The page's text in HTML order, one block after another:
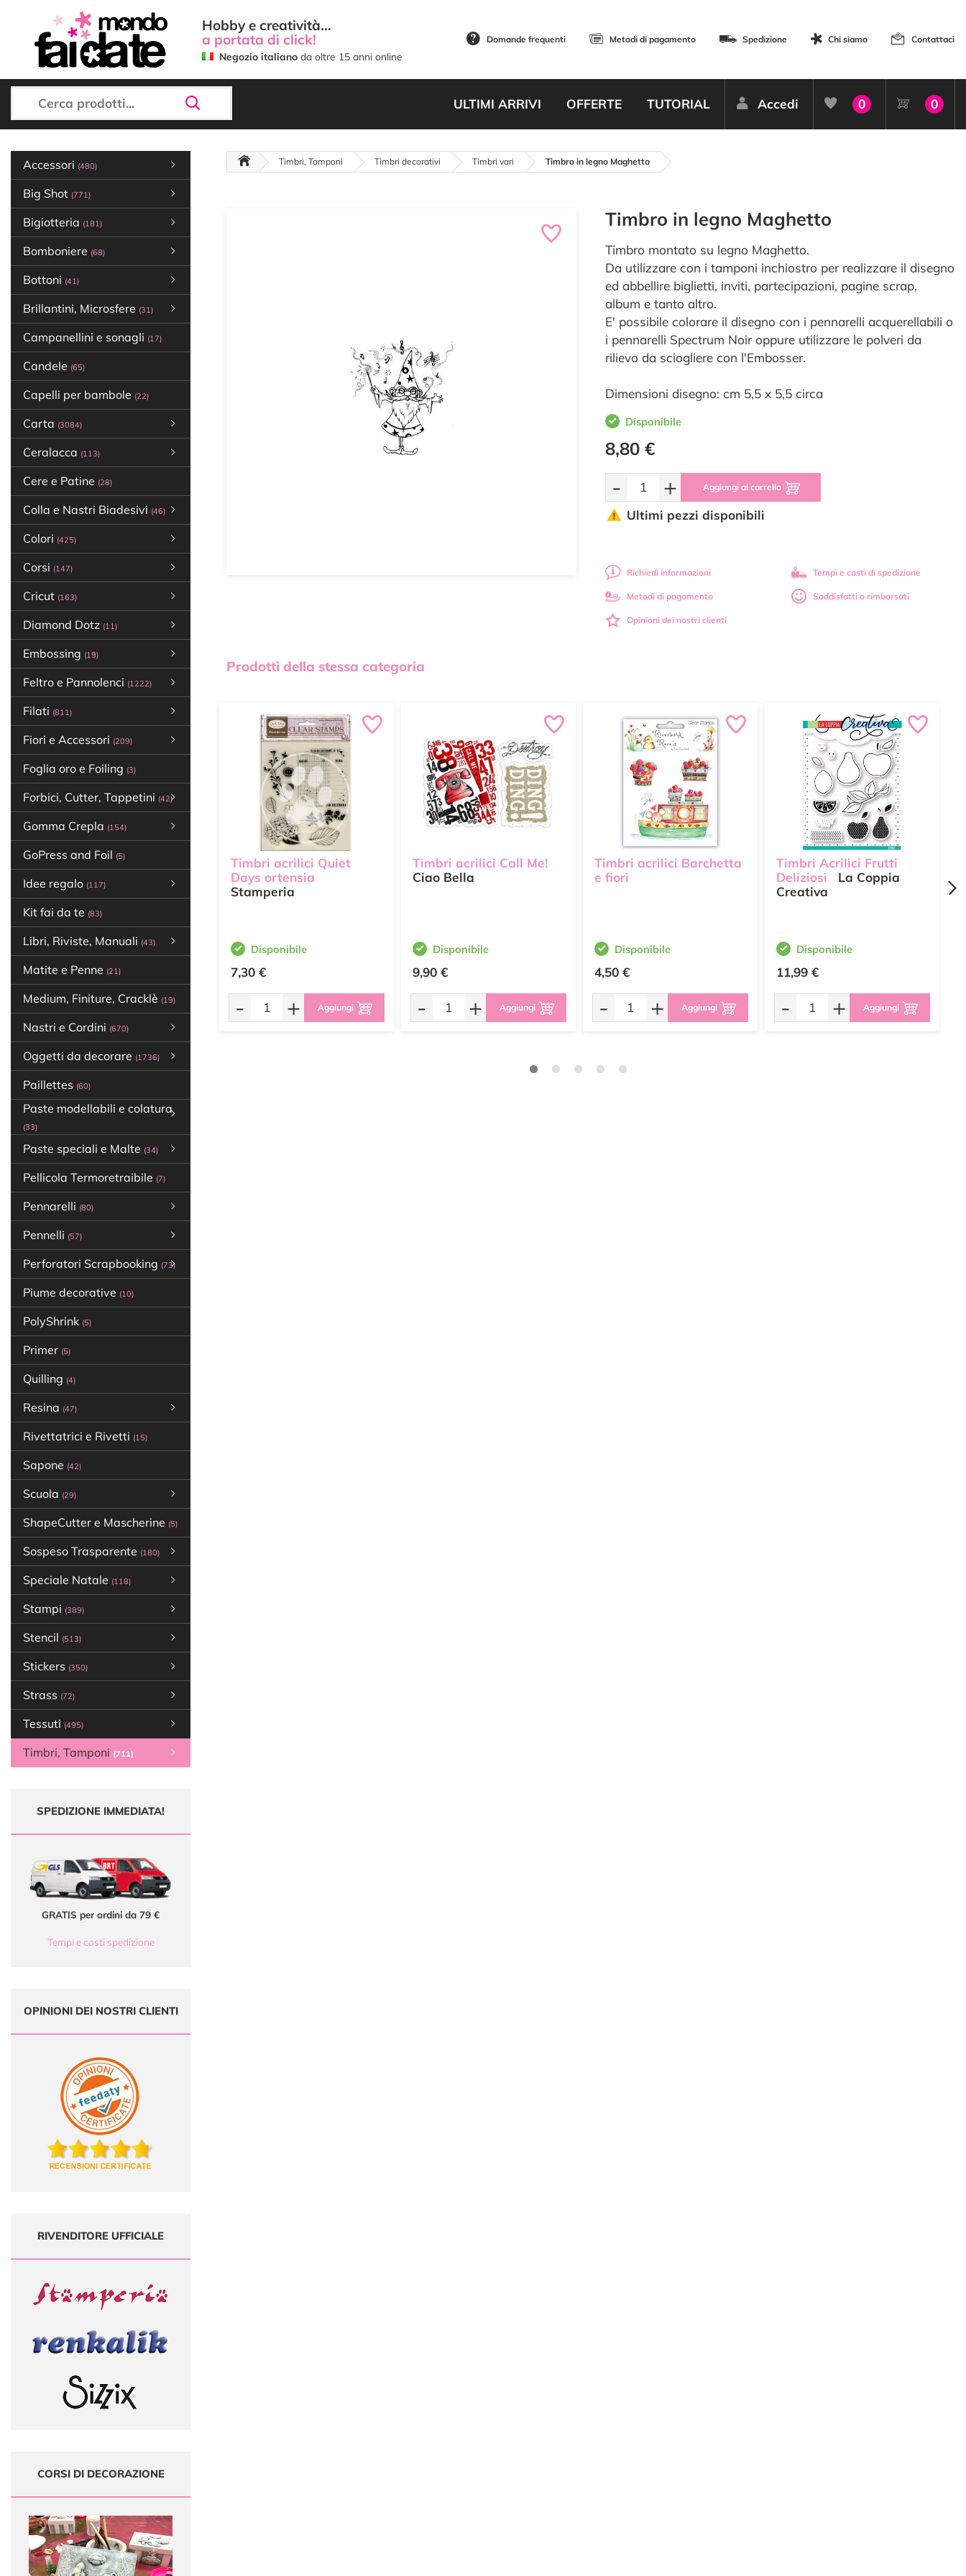
Hobby e creatività...
a portata di click!
Negozio italiano da oltre 15 anni online
Domande frequenti Metodi di pagamento Spedizione Chi siamo Contattaci
ULTIMI ARRIVI OFFERTE TUTORIAL Accedi 0 0
Accessori (480)
Big Shot (771)
Bigiotteria (181)
Bomboniere (68)
Bottoni (41)
Brillantini, Microsfere (31)
Campanellini e sonagli (17)
Candele (65)
Capelli per bambole (22)
Carta (3084)
Ceralacca (113)
Cere e Patine (28)
Colla e Nastri Biadesivi (46)
Colori (425)
Corsi (147)
Cricut (163)
Diamond Dotz (11)
Embossing (19)
Feltro e Pannolenci (1222)
Filati (811)
Fiori e Accessori (209)
Foglia oro e Foiling (3)
Forbici, Cutter, Tappetini (42)
Gomma Crepla (154)
GoPress and Foil (5)
Idee regalo (117)
Kit fai da te (83)
Libri, Riviste, Manuali (43)
Matite e Penne (21)
Medium, Finiture, Cracklè (19)
Nastri e Cordini (670)
Oggetti da decorare (1736)
Paillettes (60)
Paste modellabili e colatura
(33)
Paste speciali e Malte (34)
Pellicola Termoretraibile (7)
Pennarelli (80)
Pennelli (57)
Perforatori Scrapbooking (73)
Piume decorative (10)
PolyShrink (5)
Primer (5)
Quilling (4)
Resina (47)
Rivettatrici e Rivetti (15)
Sapone (42)
Scuola (29)
ShapeCutter e Mascherine (5)
Sospeso Trasparente (180)
Speciale Natale (118)
Stampi (389)
Stencil (513)
Stickers (350)
Strass (72)
Tessuti (495)
Timbri, Tamponi (711)
SPEDIZIONE IMMEDIATA!
GRATIS per ordini da 79 €
Tempi e costi spedizione
OPINIONI DEI NOSTRI CLIENTI
RIVENDITORE UFFICIALE
CORSI DI DECORAZIONE
Timbri, Tamponi Timbri decorativi Timbri vari Timbro in legno Maghetto
Timbro in legno Maghetto
Timbro montato su legno Maghetto.
Da utilizzare con i tamponi inchiostro per realizzare il disegno
ed abbellire biglietti, inviti, partecipazioni, pagine scrap,
album e tanto altro.
E' possibile colorare il disegno con i pennarelli acquerellabili o
i pennarelli Spectrum Noir oppure utilizzare le polveri da
rilievo da sciogliere con l'Embosser.
Dimensioni disegno: cm 5,5 x 5,5 circa
Disponibile
8,80 €
- + Aggiungi al carrello
Ultimi pezzi disponibili
Richiedi informazioni Tempi e costi di spedizione
Metodi di pagamento Soddisfatti o rimborsati
Opinioni dei nostri clienti
Prodotti della stessa categoria
Timbri acrilici Quiet
Days ortensia
Stamperia
Disponibile
7,30 €
- + Aggiungi
Timbri acrilici Call Me!
Ciao Bella
Disponibile
9,90 €
- + Aggiungi
Timbri acrilici Barchetta
e fiori
Disponibile
4,50 €
- + Aggiungi
Timbri Acrilici Frutti
Deliziosi
La Coppia
Creativa
Disponibile
11,99 €
- + Aggiungi